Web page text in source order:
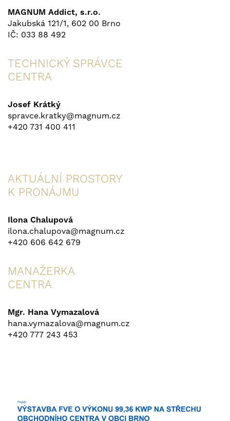
MAGNUM Addict, s.r.o.
Jakubská 121/1, 602 00 Brno
IČ: 033 88 492
TECHNICKÝ SPRÁVCE
CENTRA
Josef Krátký
spravce.kratky@magnum.cz
+420 731 400 411
AKTUÁLNÍ PROSTORY
K PRONÁJMU
Ilona Chalupová
ilona.chalupova@magnum.cz
+420 606 642 679
MANAŽERKA
CENTRA
Mgr. Hana Vymazalová
hana.vymazalova@magnum.cz
+420 777 243 453